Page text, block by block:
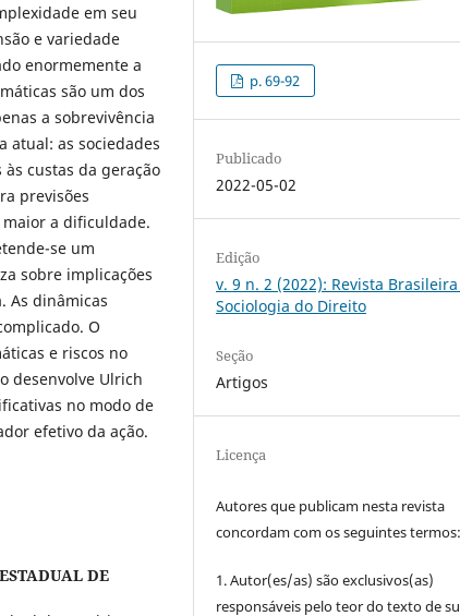
em seu
e variedade
enormemente a
são um dos
a sobrevivência
atual: as sociedades
custas da geração
previsões
a dificuldade.
se um
sobre implicações
As dinâmicas
O
e riscos no
desenvolve Ulrich
no modo de
efetivo da ação.
DE
p. 69-92
Publicado
2022-05-02
Edição
v. 9 n. 2 (2022): Revista
Sociologia do Direito
Seção
Artigos
Licença
Autores que publicam nesta revista
concordam com os seguintes termos:
1. Autor(es/as) são exclusivos(as)
responsáveis pelo teor do texto de